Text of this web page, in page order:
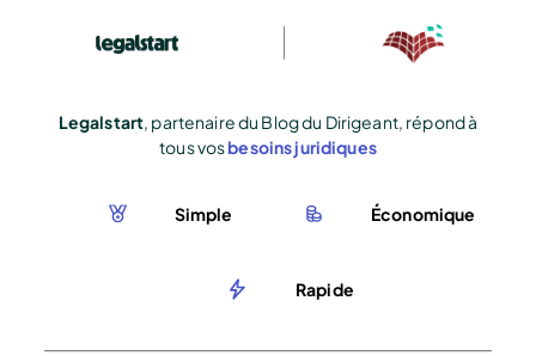
Legalstart , partenaire du Blog du Dirigeant, répond à
tous vosbesoins juridiques
Simple Économique
Rapide